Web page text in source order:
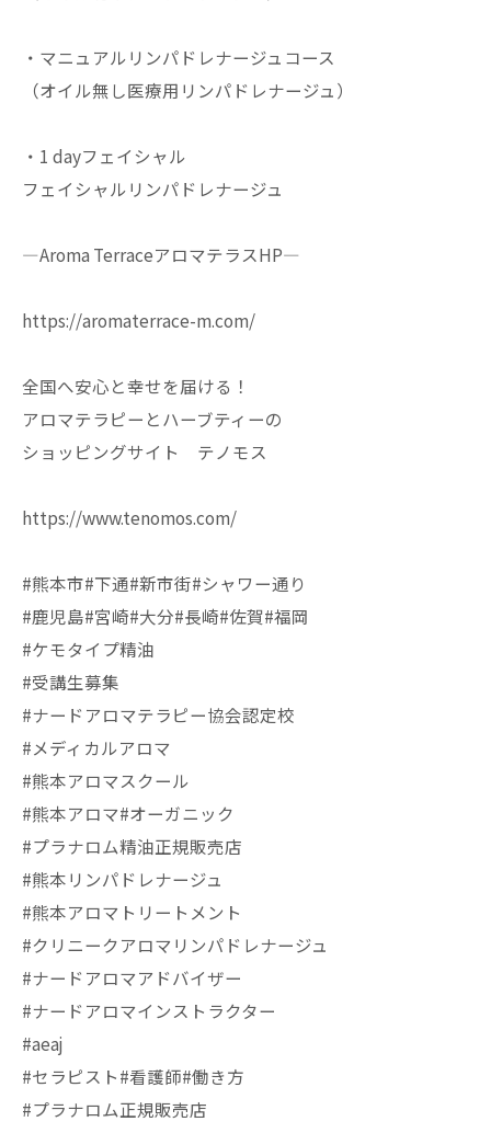
・マニュアルリンパドレナージュコース
（オイル無し医療用リンパドレナージュ）
・1 dayフェイシャル
フェイシャルリンパドレナージュ
—Aroma TerraceアロマテラスHP—
https://aromaterrace-m.com/
全国へ安心と幸せを届ける！
アロマテラピーとハーブティーの
ショッピングサイト テノモス
https://www.tenomos.com/
#熊本市#下通#新市街#シャワー通り
#鹿児島#宮崎#大分#長崎#佐賀#福岡
#ケモタイプ精油
#受講生募集
#ナードアロマテラピー協会認定校
#メディカルアロマ
#熊本アロマスクール
#熊本アロマ#オーガニック
#プラナロム精油正規販売店
#熊本リンパドレナージュ
#熊本アロマトリートメント
#クリニークアロマリンパドレナージュ
#ナードアロマアドバイザー
#ナードアロマインストラクター
#aeaj
#セラピスト#看護師#働き方
#プラナロム正規販売店